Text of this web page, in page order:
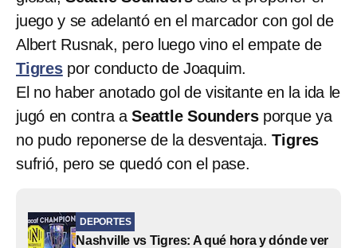
juego y se adelantó en el marcador con gol de
Albert Rusnak, pero luego vino el empate de
Tigres por conducto de Joaquim.
El no haber anotado gol de visitante en la ida le
jugó en contra aSeattle Soundersporque ya
no pudo reponerse de la desventaja.Tigres
sufrió, pero se quedó con el pase.
DEPORTES
Nashville vs Tigres: A qué hora y dónde ver